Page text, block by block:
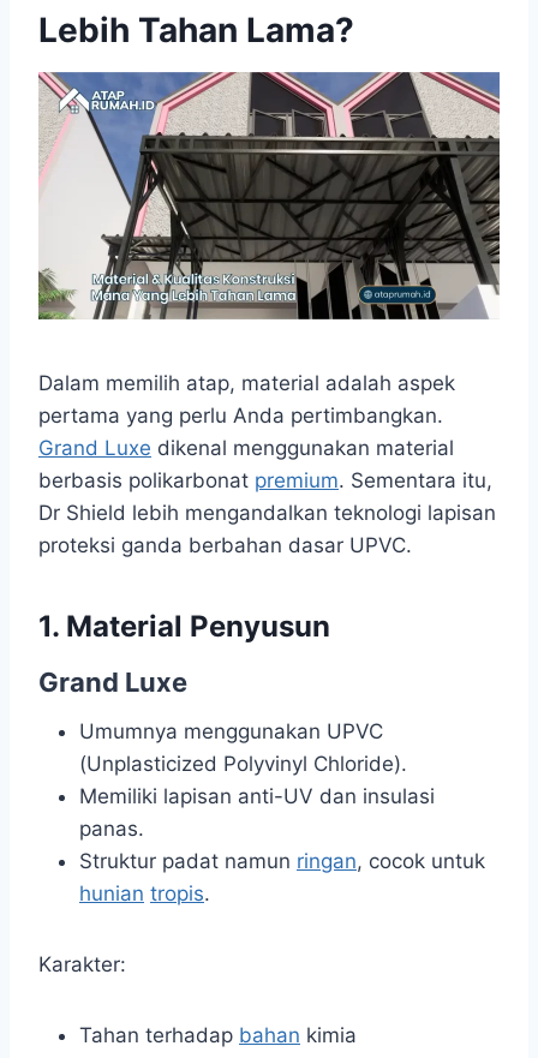
Lebih Tahan Lama?
Dalam memilih atap, material adalah aspek
pertama yang perlu Anda pertimbangkan.
Grand Luxe dikenal menggunakan material
berbasis polikarbonat premium. Sementara itu,
Dr Shield lebih mengandalkan teknologi lapisan
proteksi ganda berbahan dasar UPVC.
1. Material Penyusun
Grand Luxe
Umumnya menggunakan UPVC
(Unplasticized Polyvinyl Chloride).
Memiliki lapisan anti-UV dan insulasi
panas.
Struktur padat namun ringan, cocok untuk
hunian tropis.
Karakter:
Tahan terhadap bahan kimia